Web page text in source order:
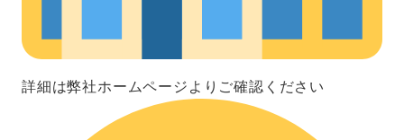
詳細は弊社ホームページよりご確認ください